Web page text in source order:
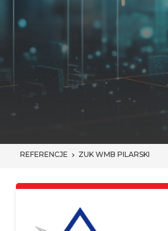
REFERENCJE ZUK WMB PILARSKI